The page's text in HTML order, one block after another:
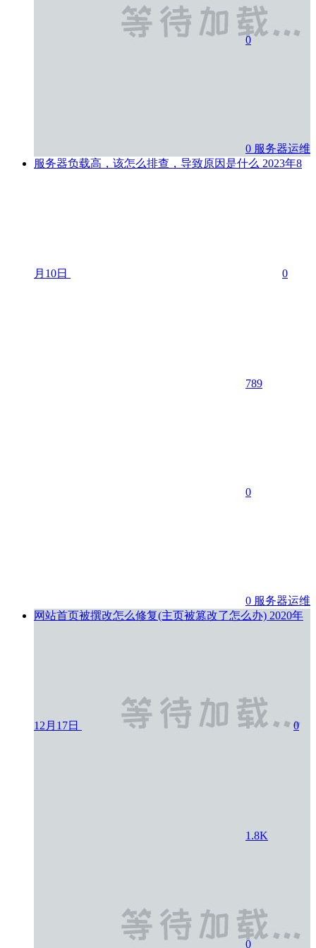
0
0 服务器运维
服务器负载高，该怎么排查，导致原因是什么 2023年8
月10日 0
789
0
0 服务器运维
网站首页被撰改怎么修复(主页被篡改了怎么办) 2020年
12月17日 0
1.8K
0